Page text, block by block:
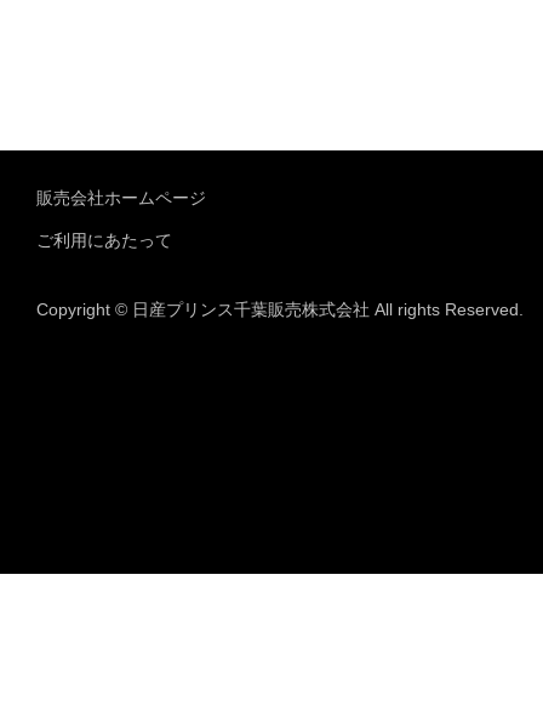
販売会社ホームページ
ご利用にあたって
Copyright © 日産プリンス千葉販売株式会社 All rights Reserved.